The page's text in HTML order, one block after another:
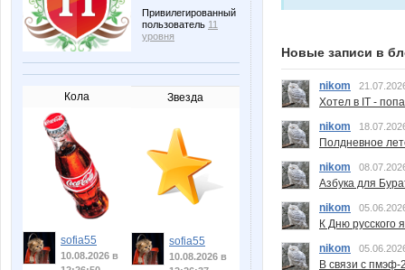
Привилегированный
пользователь 11
уровня
Кола
sofia55
10.08.2026 в
Звезда
sofia55
10.08.2026 в
Новые записи в
nikom
Хотел в IT -
nikom
Полдневное
nikom
Азбука для
nikom
К Дню русского
nikom
В связи с пмэф-